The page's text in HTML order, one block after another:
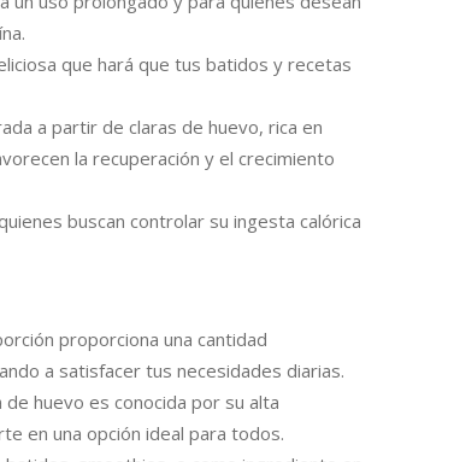
que hará que tus batidos y recetas
a partir de claras de huevo, rica en
la recuperación y el crecimiento
buscan controlar su ingesta calórica
proporciona una cantidad
a satisfacer tus necesidades diarias.
de huevo es conocida por su alta
en una opción ideal para todos.